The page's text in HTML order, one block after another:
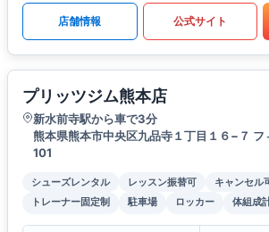
店舗情報 公式サイト
プリッツジム熊本店
新水前寺駅から車で3分
熊本県熊本市中央区九品寺１丁目１６−７ フ
101
シューズレンタル レッスン振替可 キャンセル
トレーナー固定制
駐車場 ロッカー 体組成